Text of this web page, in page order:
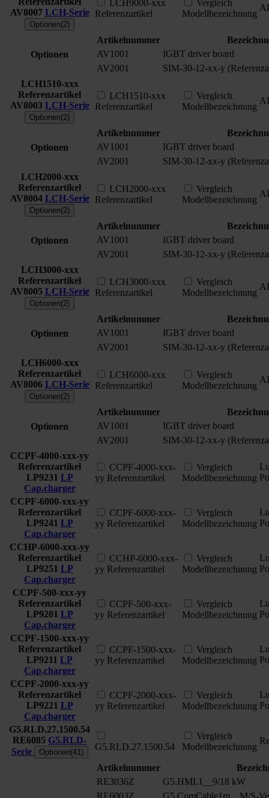
AV8007 LCH-Serie
Optionen(2)
LCH9000-xxx
Referenzartikel
Vergleich
Modellbezeichnung
Optionen
Artikelnummer
AV1001
IGBT driver board
AV2001
SIM-30-12-xx-y
LCH1510-xxx
Referenzartikel
AV8003 LCH-Serie
Optionen(2)
LCH1510-xxx
Referenzartikel
Vergleich
Modellbezeichnung
Optionen
Artikelnummer
AV1001
IGBT driver board
AV2001
SIM-30-12-xx-y
LCH2000-xxx
Referenzartikel
AV8004 LCH-Serie
Optionen(2)
LCH2000-xxx
Referenzartikel
Vergleich
Modellbezeichnung
Optionen
Artikelnummer
AV1001
IGBT driver board
AV2001
SIM-30-12-xx-y
LCH3000-xxx
Referenzartikel
AV8005 LCH-Serie
Optionen(2)
LCH3000-xxx
Referenzartikel
Vergleich
Modellbezeichnung
Optionen
Artikelnummer
AV1001
IGBT driver board
AV2001
SIM-30-12-xx-y
LCH6000-xxx
Referenzartikel
AV8006 LCH-Serie
Optionen(2)
LCH6000-xxx
Referenzartikel
Vergleich
Modellbezeichnung
Optionen
Artikelnummer
AV1001
IGBT driver board
AV2001
SIM-30-12-xx-y
CCPF-4000-xxx-yy
Referenzartikel
LP9231 LP
Cap.charger
CCPF-4000-xxx-
yy Referenzartikel
Vergleich
Modellbezeichnung
CCPF-6000-xxx-yy
Referenzartikel
LP9241 LP
Cap.charger
CCPF-6000-xxx-
yy Referenzartikel
Vergleich
Modellbezeichnung
CCHP-6000-xxx-yy
Referenzartikel
LP9251 LP
Cap.charger
CCHP-6000-xxx-
yy Referenzartikel
Vergleich
Modellbezeichnung
CCPF-500-xxx-yy
Referenzartikel
LP9201 LP
Cap.charger
CCPF-500-xxx-
yy Referenzartikel
Vergleich
Modellbezeichnung
CCPF-1500-xxx-yy
Referenzartikel
LP9211 LP
Cap.charger
CCPF-1500-xxx-
yy Referenzartikel
Vergleich
Modellbezeichnung
CCPF-2000-xxx-yy
Referenzartikel
LP9221 LP
Cap.charger
CCPF-2000-xxx-
yy Referenzartikel
Vergleich
Modellbezeichnung
G5.RLD.27.1500.54
RE6085 G5.RLD-
Serie
Optionen(41)
G5.RLD.27.1500.54
Vergleich
Modellbezeichnung
Artikelnummer
RE3036Z
G5.HMI.1__9/18 kW
RE6003Z
G5.ComCable1m__M/S-